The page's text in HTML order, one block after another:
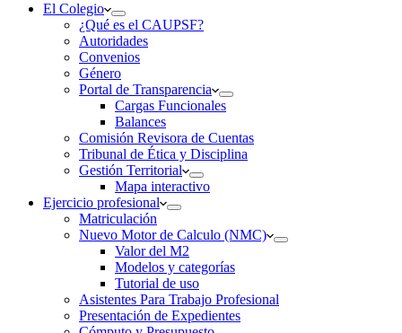
El Colegio
¿Qué es el CAUPSF?
Autoridades
Convenios
Género
Portal de Transparencia
Cargas Funcionales
Balances
Comisión Revisora de Cuentas
Tribunal de Ética y Disciplina
Gestión Territorial
Mapa interactivo
Ejercicio profesional
Matriculación
Nuevo Motor de Calculo (NMC)
Valor del M2
Modelos y categorías
Tutorial de uso
Asistentes Para Trabajo Profesional
Presentación de Expedientes